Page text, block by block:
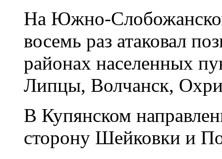
На Южно-
восемь раз атаковал
районах населенных
Липцы, Волчанск,
В Купянском
сторону Шейковки и